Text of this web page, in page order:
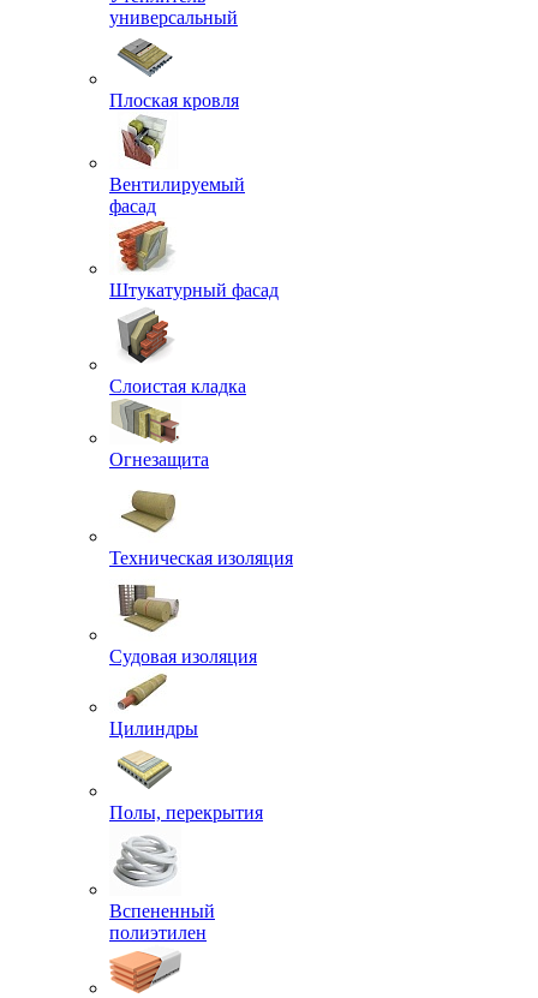
универсальный
Плоская кровля
Вентилируемый
фасад
Штукатурный фасад
Слоистая кладка
Огнезащита
Техническая изоляция
Судовая изоляция
Цилиндры
Полы, перекрытия
Вспененный
полиэтилен